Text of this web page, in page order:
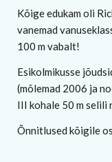
Kõige edukam oli
vanemad
100 m vabalt!
Esikolmikusse
(mõlemad 2006 ja
III kohale 50 m selili
Õnnitlused kõigile